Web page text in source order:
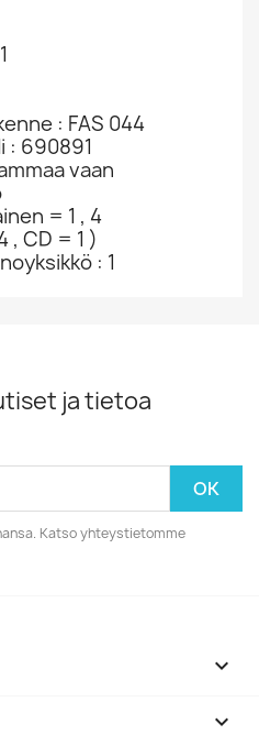
: FAS 044
: 690891
vaan
= 1 , 4
CD = 1 )
: 1
ja tietoa
Katso yhteystietomme

